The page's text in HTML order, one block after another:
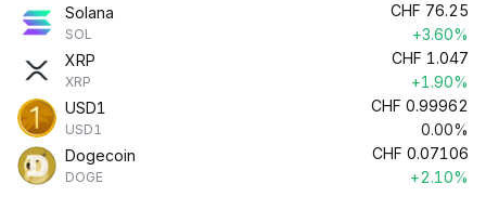
Solana
SOL
CHF 76.25
+3.60%
XRP
XRP
CHF 1.047
+1.90%
USD1
USD1
CHF 0.99962
0.00%
Dogecoin
DOGE
CHF 0.07106
+2.10%